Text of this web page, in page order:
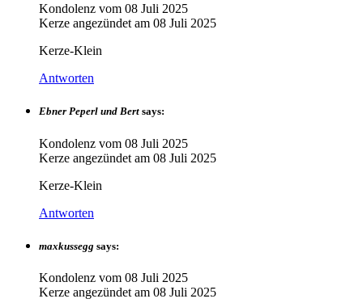
Kondolenz vom 08 Juli 2025
Kerze angezündet am 08 Juli 2025
Kerze-Klein
Antworten
Ebner Peperl und Bert says:
Kondolenz vom 08 Juli 2025
Kerze angezündet am 08 Juli 2025
Kerze-Klein
Antworten
maxkussegg says:
Kondolenz vom 08 Juli 2025
Kerze angezündet am 08 Juli 2025